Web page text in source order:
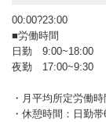
00:00?23:00
■労働時間
日勤 9:00~18:00
夜勤 17:00~9:30
・月平均所定労働
・休憩時間：日勤